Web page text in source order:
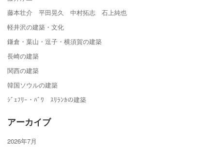
藤本壮介 平田晃久 中村拓志 石上純也
軽井沢の建築・文化
鎌倉・葉山・逗子・横須賀の建築
長崎の建築
関西の建築
韓国ソウルの建築
ｼﾞｪﾌﾘｰ・ﾊﾞﾜ ｽﾘﾗﾝｶの建築
アーカイブ
2026年7月